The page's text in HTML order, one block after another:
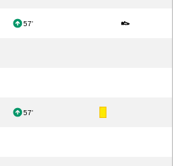
57'
57'